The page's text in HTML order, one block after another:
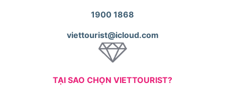
1900 1868
viettourist@icloud.com
TẠI SAO CHỌN VIETTOURIST?